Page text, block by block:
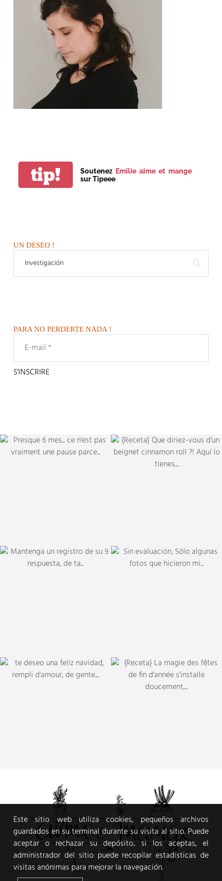
tip! Soutenez Emilie aime et mange
sur Tipeee
UN DESEO !
PARA NO PERDERTE NADA !
Este sitio web utiliza cookies, pequeños archivos
guardados en su terminal durante su visita al sitio. Puede
aceptar o rechazar su depósito.. si los aceptas, el
administrador del sitio puede recopilar estadísticas de
visitas anónimas para mejorar la navegación.